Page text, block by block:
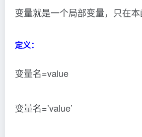
变量就是一个局部变量，只在本
定义：
变量名=value
变量名=’value’